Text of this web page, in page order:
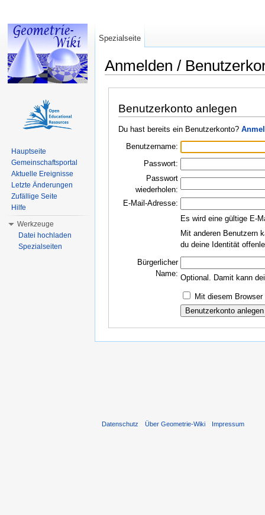
Anmelden /
Benutzerkonto anlegen
Du hast bereits ein Benutzerkonto?
Benutzername:
Passwort:
Passwort
wiederholen:
E-Mail-Adresse:
Es wird eine gültige E-
Mit anderen Benutzern
du deine Identität
Bürgerlicher
Name: Optional. Damit kann
Mit diesem
Spezialseite
Hauptseite
Gemeinschaftsportal
Aktuelle Ereignisse
Letzte Änderungen
Zufällige Seite
Hilfe
Werkzeuge
Datei hochladen
Spezialseiten
Datenschutz Über Geometrie-Wiki Impressum